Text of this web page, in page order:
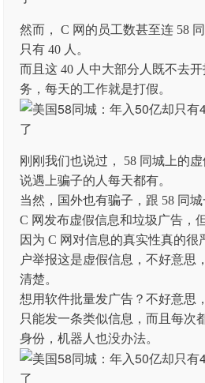
然而， C 网的员工数甚至连 58
只有 40 人。
而且这 40 人中大部分人既不去
务，每天的工作就是打假。
刚刚我们也说过， 58 同城上的
说遇上骗子的人每天都有。
当然，国外也有骗子，跟 58 同
C 网发布虚假信息和垃圾广告，
因为 C 网对信息的真实性真的很
户举报这是虚假信息，不好意思
清楚。
想用软件批量发广告？不好意思
只能发一条类似信息，而且每次
身份，机器人也没办法。